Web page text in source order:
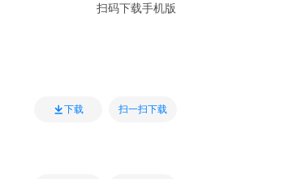
扫码下载手机版
下载 扫一扫下载